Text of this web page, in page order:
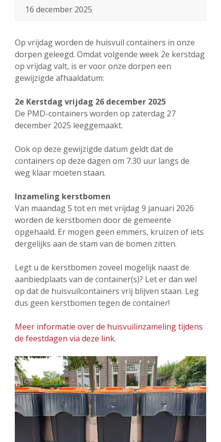
16 december 2025
Op vrijdag worden de huisvuil containers in onze
dorpen geleegd. Omdat volgende week 2e kerstdag
op vrijdag valt, is er voor onze dorpen een
gewijzigde afhaaldatum:
2e Kerstdag vrijdag 26 december 2025
De PMD-containers worden op zaterdag 27
december 2025 leeggemaakt.
Ook op deze gewijzigde datum geldt dat de
containers op deze dagen om 7.30 uur langs de
weg klaar moeten staan.
Inzameling kerstbomen
Van maandag 5 tot en met vrijdag 9 januari 2026
worden de kerstbomen door de gemeente
opgehaald. Er mogen geen emmers, kruizen of iets
dergelijks aan de stam van de bomen zitten.
Legt u de kerstbomen zoveel mogelijk naast de
aanbiedplaats van de container(s)? Let er dan wel
op dat de huisvuilcontainers vrij blijven staan. Leg
dus geen kerstbomen tegen de container!
Meer informatie over de huisvuilinzameling tijdens
de feestdagen via deze link.